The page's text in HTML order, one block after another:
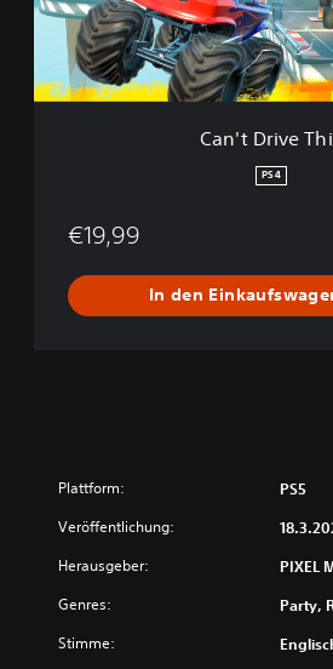
i
T
h
Can't Drive
PS4
€19,99
In den
Plattform: PS5
Veröffentlichung:
Herausgeber: PIXEL
Genres: Party,
Stimme: